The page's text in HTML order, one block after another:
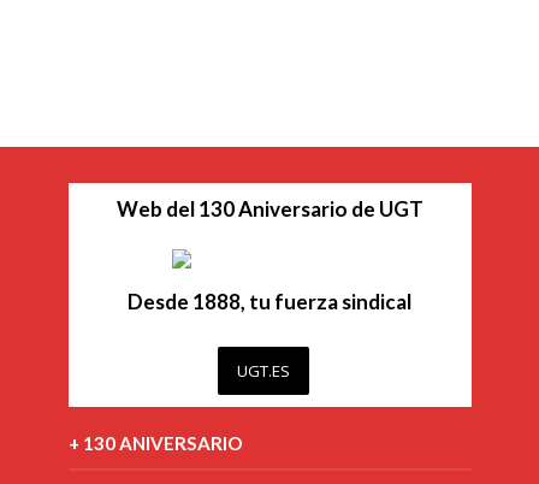
Web del 130 Aniversario de UGT
Desde 1888, tu fuerza sindical
UGT.ES
+ 130 ANIVERSARIO